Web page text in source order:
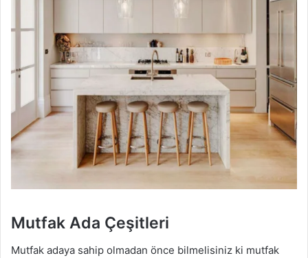
Mutfak Ada Çeşitleri
Mutfak adaya sahip olmadan önce bilmelisiniz ki mutfak